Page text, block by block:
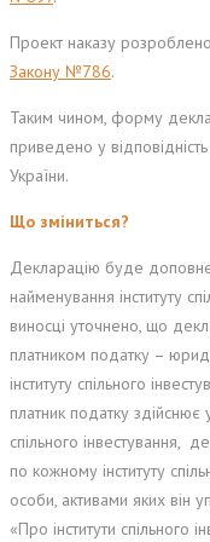
Проект наказу
Закону №786.
Таким чином, форму
приведено у
України.
Що зміниться?
Декларацію буде
найменування інституту
виносці уточнено, що
платником податку –
інституту спільного
платник податку здійснює
спільного інвестування,
по кожному інституту
особи, активами яких він
«Про інститути спільного